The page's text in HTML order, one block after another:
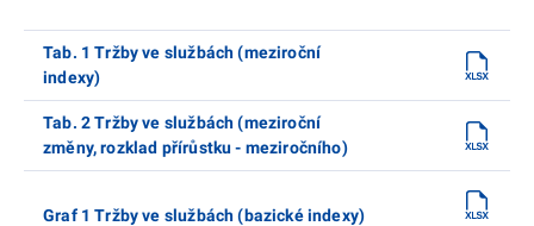
Tab. 1 Tržby ve službách (meziroční
indexy)
Tab. 2 Tržby ve službách (meziroční
změny, rozklad přírůstku - meziročního)
Graf 1 Tržby ve službách (bazické indexy)